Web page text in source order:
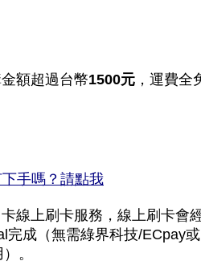
額超過台幣1500元 ，運費全
手嗎？請點我
線上刷卡服務，線上刷卡會
完成（無需綠界科技/ECpay或
。